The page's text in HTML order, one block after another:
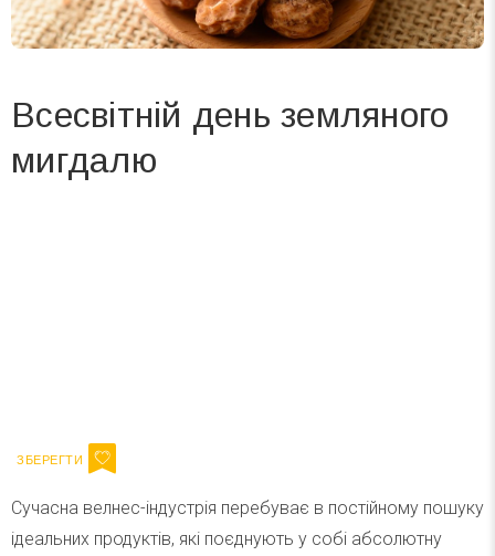
Всесвітній день земляного
мигдалю
Сучасна велнес-індустрія перебуває в постійному пошуку
ідеальних продуктів, які поєднують у собі абсолютну